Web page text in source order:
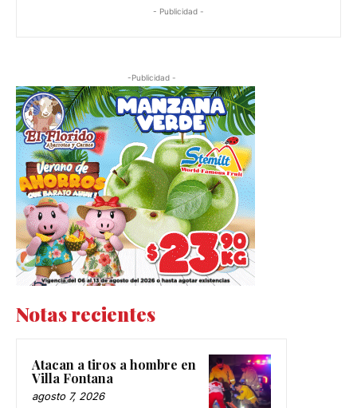
- Publicidad -
-Publicidad -
Notas recientes
Atacan a tiros a hombre en
Villa Fontana
agosto 7, 2026